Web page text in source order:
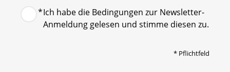
*Ich habe die Bedingungen zur Newsletter-
Anmeldung gelesen und stimme diesen zu.
* Pflichtfeld